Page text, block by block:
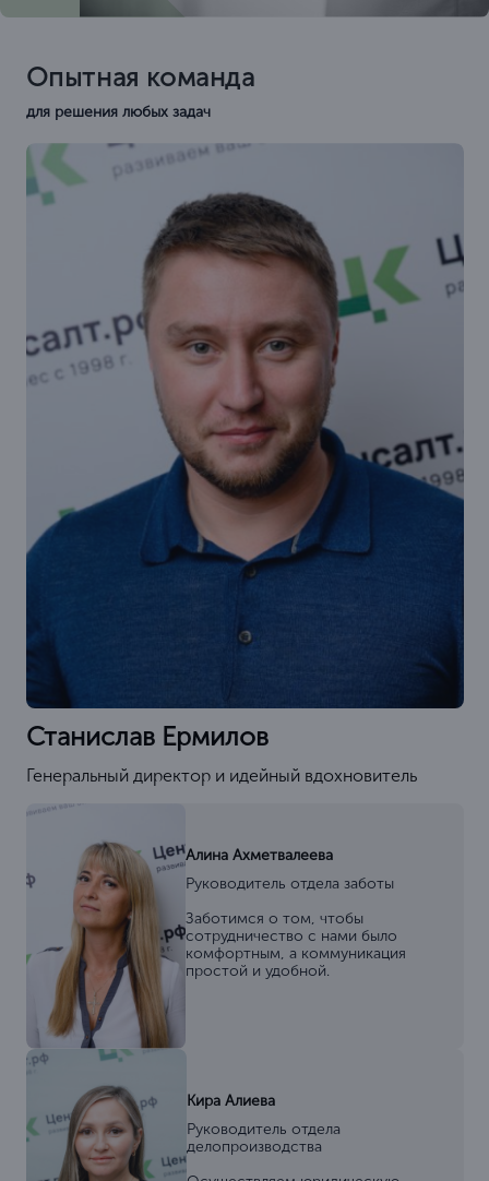
Опытная команда
для решения любых задач
Станислав Ермилов
Генеральный директор и идейный вдохновитель
Алина Ахметвалеева
Руководитель отдела заботы
Заботимся о том, чтобы
сотрудничество с нами было
комфортным, а коммуникация
простой и удобной.
Кира Алиева
Руководитель отдела
делопроизводства